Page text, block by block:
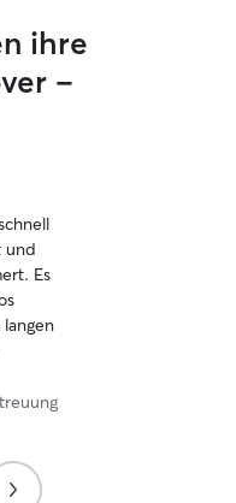
ihre
–
und
Es